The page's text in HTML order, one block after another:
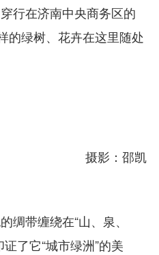
行在济南中央商务区的
的绿树、花卉在这里随处
摄影：邵凯
绸带缠绕在“山、泉、
了它“城市绿洲”的美